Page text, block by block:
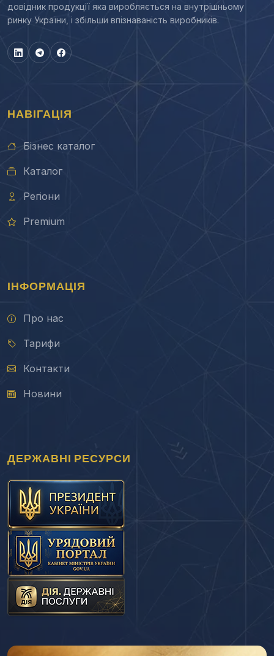
довідник продукції яка виробляється на внутрішньому
ринку України, і збільши впізнаваність виробників.
НАВІГАЦІЯ
Бізнес каталог
Каталог
Регіони
Premium
ІНФОРМАЦІЯ
Про нас
Тарифи
Контакти
Новини
ДЕРЖАВНІ РЕСУРСИ